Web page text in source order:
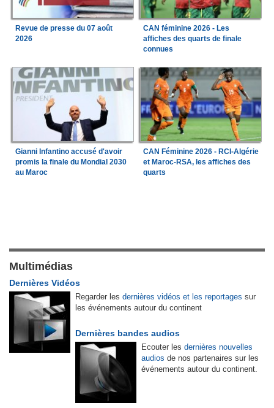
Revue de presse du 07 août
2026
CAN féminine 2026 - Les
affiches des quarts de finale
connues
Gianni Infantino accusé d'avoir
promis la finale du Mondial 2030
au Maroc
CAN Féminine 2026 - RCI-Algérie
et Maroc-RSA, les affiches des
quarts
Multimédias
Dernières Vidéos
Regarder les dernières vidéos et les reportages sur
les événements autour du continent
Dernières bandes audios
Ecouter les dernières nouvelles
audios de nos partenaires sur les
événements autour du continent.